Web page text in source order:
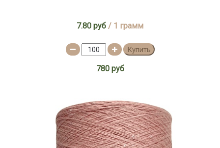
7.80 руб / 1 грамм
Купить
780 руб